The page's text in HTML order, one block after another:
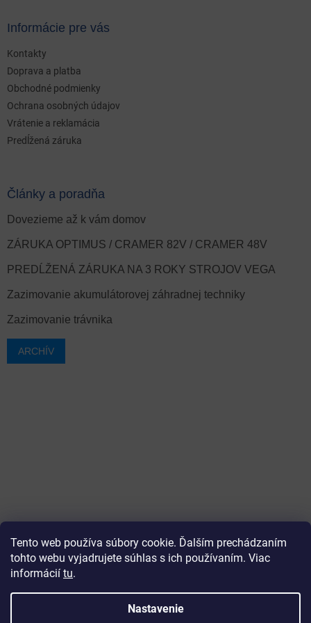
Tento web používa súbory cookie. Ďalším prechádzaním
tohto webu vyjadrujete súhlas s ich používaním. Viac
informácií tu.
Nastavenie
Informácie pre vás
Kontakty
Doprava a platba
Obchodné podmienky
Ochrana osobných údajov
Vrátenie a reklamácia
Predĺžená záruka
Články a poradňa
Dovezieme až k vám domov
ZÁRUKA OPTIMUS / CRAMER 82V / CRAMER 48V
PREDĹŽENÁ ZÁRUKA NA 3 ROKY STROJOV VEGA
Zazimovanie akumulátorovej záhradnej techniky
Zazimovanie trávnika
ARCHÍV